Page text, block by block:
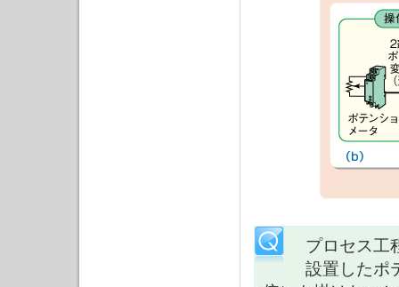
プロセス工
設置したポ